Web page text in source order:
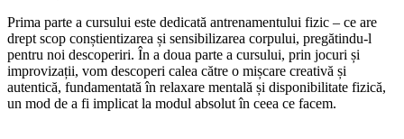
Prima parte a cursului este dedicată antrenamentului fizic – ce are
drept scop conștientizarea și sensibilizarea corpului, pregătindu-l
pentru noi descoperiri. În a doua parte a cursului, prin jocuri și
improvizații, vom descoperi calea către o mișcare creativă și
autentică, fundamentată în relaxare mentală și disponibilitate fizică,
un mod de a fi implicat la modul absolut în ceea ce facem.